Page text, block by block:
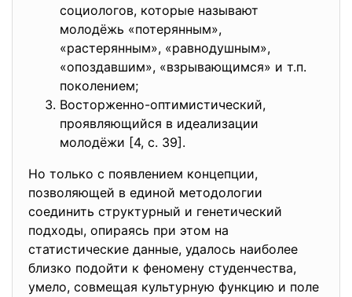
социологов, которые называют
молодёжь «потерянным»,
«растерянным», «равнодушным»,
«опоздавшим», «взрывающимся» и т.п.
поколением;
Восторженно-оптимистический,
проявляющийся в идеализации
молодёжи [4, с. 39].
Но только с появлением концепции,
позволяющей в единой методологии
соединить структурный и генетический
подходы, опираясь при этом на
статистические данные, удалось наиболее
близко подойти к феномену студенчества,
умело, совмещая культурную функцию и поле